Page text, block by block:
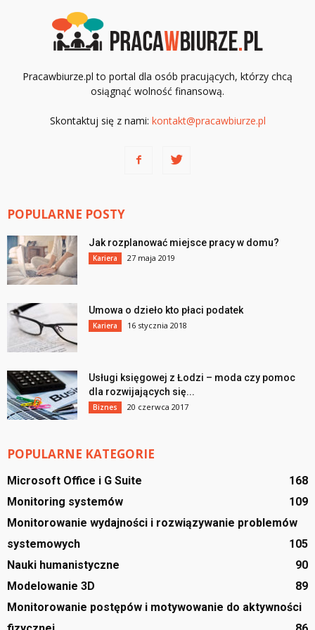
Pracawbiurze.pl to portal dla osób pracujących, którzy chcą
osiągnąć wolność finansową.
Skontaktuj się z nami: kontakt@pracawbiurze.pl
POPULARNE POSTY
Jak rozplanować miejsce pracy w domu?
Kariera 27 maja 2019
Umowa o dzieło kto płaci podatek
Kariera 16 stycznia 2018
Usługi księgowej z Łodzi – moda czy pomoc
dla rozwijających się...
Biznes 20 czerwca 2017
POPULARNE KATEGORIE
Microsoft Office i G Suite
168
Monitoring systemów
109
Monitorowanie wydajności i rozwiązywanie problemów
systemowych
105
Nauki humanistyczne
90
Modelowanie 3D
89
Monitorowanie postępów i motywowanie do aktywności